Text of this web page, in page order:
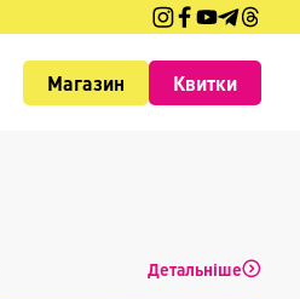
Магазин Квитки
Детальніше